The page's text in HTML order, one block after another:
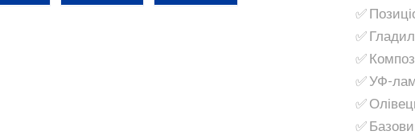
✅
✅
✅
✅ УФ-
✅
✅